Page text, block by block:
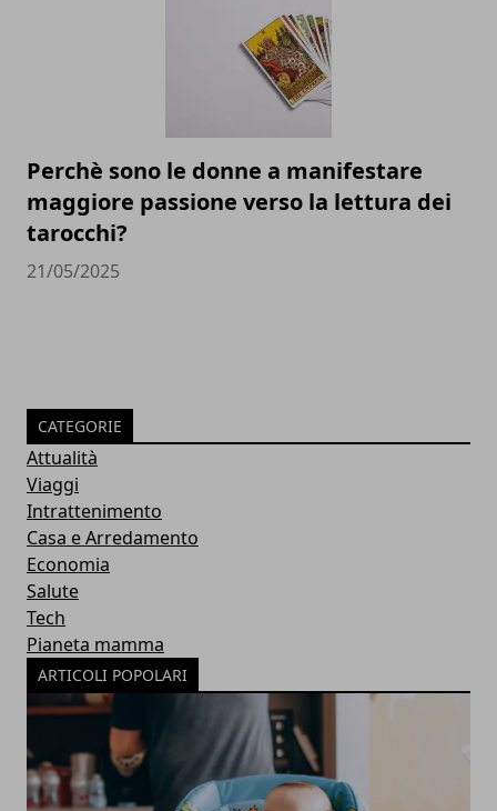
Perchè sono le donne a manifestare
maggiore passione verso la lettura dei
tarocchi?
21/05/2025
CATEGORIE
Attualità
Viaggi
Intrattenimento
Casa e Arredamento
Economia
Salute
Tech
Pianeta mamma
ARTICOLI POPOLARI